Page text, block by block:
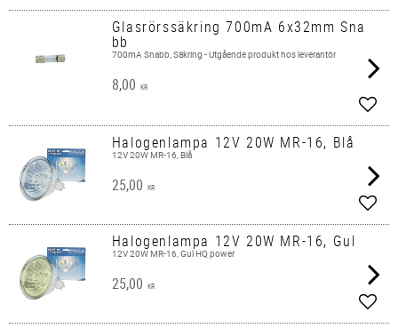
Glasrörssäkring 700mA 6x32mm Sna
bb
700mA Snabb, Säkring - Utgående produkt hos leverantör
8,00 KR
Halogenlampa 12V 20W MR-16, Blå
12V 20W MR-16, Blå
25,00 KR
Halogenlampa 12V 20W MR-16, Gul
12V 20W MR-16, Gul HQ power
25,00 KR